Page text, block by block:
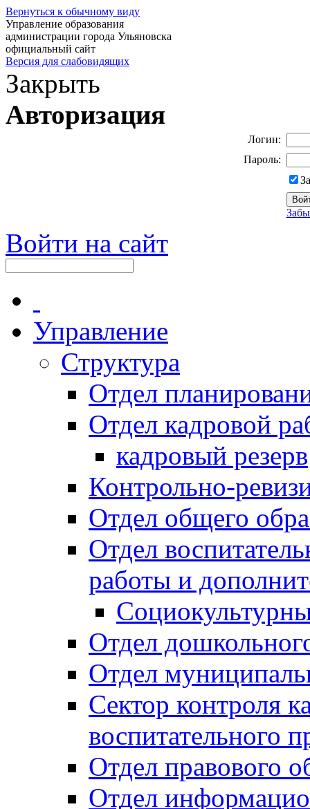
Вернуться к обычному виду
Управление образования
администрации города Ульяновска
официальный сайт
Версия для слабовидящих
Закрыть
Авторизация
Логин:
Пароль:
Войти на сайт
Управление
Структура
Отдел
Отдел кадровой
кадровый резерв
Контрольно-
Отдел общего
Отдел
работы и
Отдел
Отдел
Сектор контроля
воспитательного
Отдел правового
Отдел